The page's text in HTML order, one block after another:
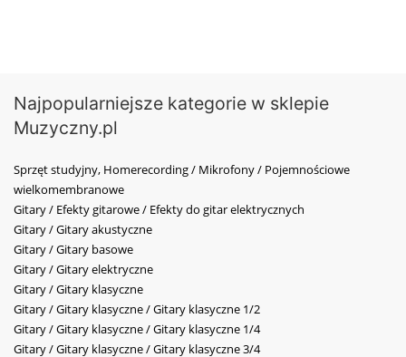
Najpopularniejsze kategorie w sklepie
Muzyczny.pl
Sprzęt studyjny, Homerecording / Mikrofony / Pojemnościowe
wielkomembranowe
Gitary / Efekty gitarowe / Efekty do gitar elektrycznych
Gitary / Gitary akustyczne
Gitary / Gitary basowe
Gitary / Gitary elektryczne
Gitary / Gitary klasyczne
Gitary / Gitary klasyczne / Gitary klasyczne 1/2
Gitary / Gitary klasyczne / Gitary klasyczne 1/4
Gitary / Gitary klasyczne / Gitary klasyczne 3/4